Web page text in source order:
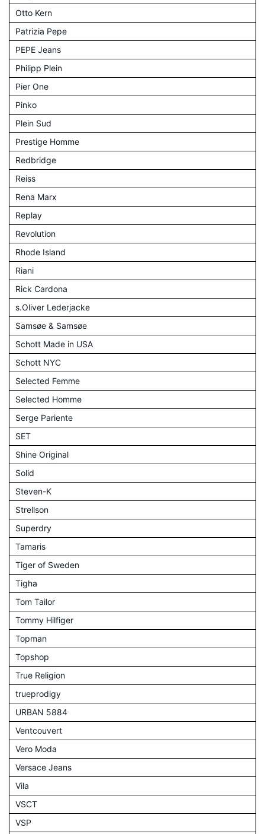
Otto Kern
Patrizia Pepe
PEPE Jeans
Philipp Plein
Pier One
Pinko
Plein Sud
Prestige Homme
Redbridge
Reiss
Rena Marx
Replay
Revolution
Rhode Island
Riani
Rick Cardona
s.Oliver Lederjacke
Samsøe & Samsøe
Schott Made in USA
Schott NYC
Selected Femme
Selected Homme
Serge Pariente
SET
Shine Original
Solid
Steven-K
Strellson
Superdry
Tamaris
Tiger of Sweden
Tigha
Tom Tailor
Tommy Hilfiger
Topman
Topshop
True Religion
trueprodigy
URBAN 5884
Ventcouvert
Vero Moda
Versace Jeans
Vila
VSCT
VSP